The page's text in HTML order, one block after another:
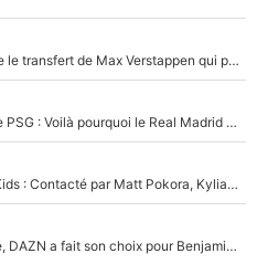
F1 - Une légende de McLaren refuse le transfert de Max Verstappen qui pourrait «faire des vagues» et plomber l'ambiance dans l'équipe
Yan Diomandé était trop cher pour le PSG : Voilà pourquoi le Real Madrid a accepté de payer la somme record de 140M€ pour boucler son transfert !
De l'équipe de France à The Voice Kids : Contacté par Matt Pokora, Kylian Mbappé a accepté de jouer un rôle inédit sur TF1 !
La Liga sur beIN Sports c’est terminé, DAZN a fait son choix pour Benjamin Da Silva et Omar Da Fonseca !